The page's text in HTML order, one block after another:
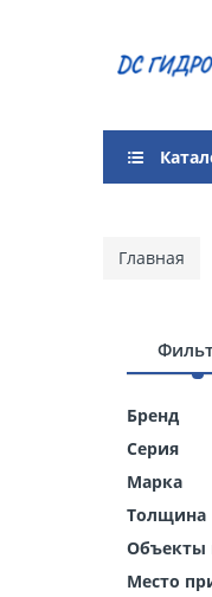
Главная
Бренд
Серия
Марка
Толщина
Объекты
Место